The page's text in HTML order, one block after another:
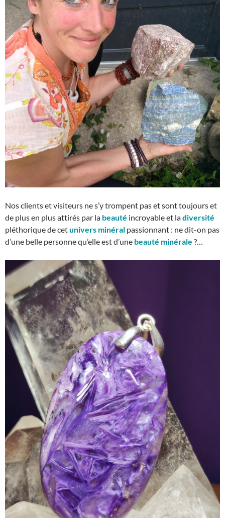
Nos clients et visiteurs ne s’y trompent pas et sont toujours et
de plus en plus attirés par la beauté incroyable et ladiversité
pléthorique de cetunivers minéral passionnant : ne dit-on pas
d’une belle personne qu’elle est d’une beauté minérale ?…